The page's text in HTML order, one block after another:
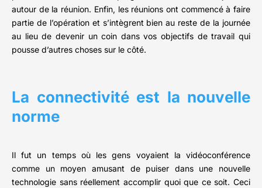
autour de la réunion. Enfin, les réunions ont commencé à faire
partie de l’opération et s’intègrent bien au reste de la journée
au lieu de devenir un coin dans vos objectifs de travail qui
pousse d’autres choses sur le côté.
La connectivité est la nouvelle
norme
Il fut un temps où les gens voyaient la vidéoconférence
comme un moyen amusant de puiser dans une nouvelle
technologie sans réellement accomplir quoi que ce soit. Ceci